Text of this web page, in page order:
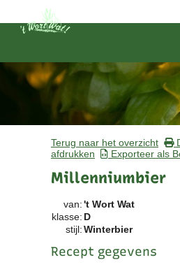
Terug naar het overzicht
afdrukken
Exporteer als
Millenniumbier
van:'t Wort Wat
klasse: D
stijl:Winterbier
Recept gegevens